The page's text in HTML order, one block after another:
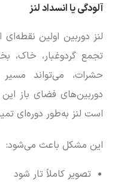
آلودگی یا انسداد لنز
لنز دوربین اولین
تجمع گردوغبار، خاک،
حشرات، می‌تواند
دوربین‌های فضای باز
است لنز به‌طور دوره‌ای
این مشکل باعث می‌شود:
تصویر کاملاً تار شود